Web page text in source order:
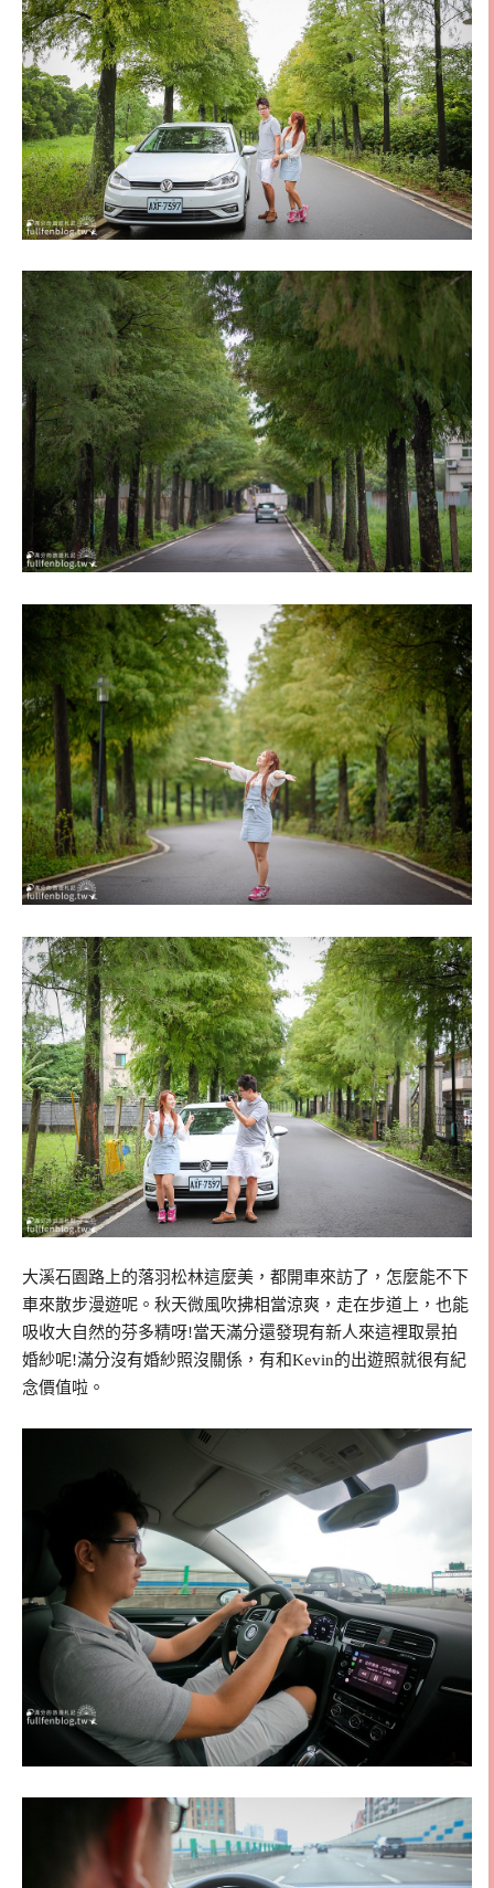
大溪石園路上的落羽松林這麼美，都開車來訪了，怎麼能不下
車來散步漫遊呢。秋天微風吹拂相當涼爽，走在步道上，也能
吸收大自然的芬多精呀!當天滿分還發現有新人來這裡取景拍
婚紗呢!滿分沒有婚紗照沒關係，有和Kevin的出遊照就很有紀
念價值啦。